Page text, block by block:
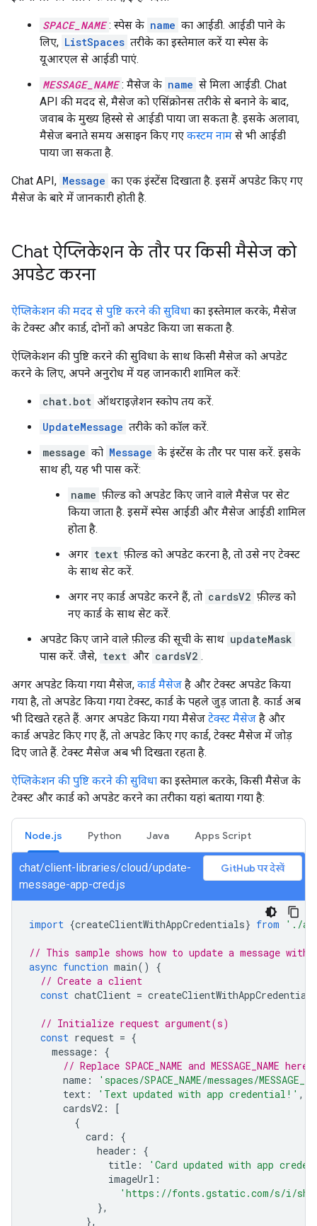
SPACE_NAME : स्पेस के name का आईडी. आईडी पाने के
लिए, ListSpaces तरीके का इस्तेमाल करें या स्पेस के
यूआरएल से आईडी पाएं.
MESSAGE_NAME : मैसेज के name से मिला आईडी. Chat
API की मदद से, मैसेज को एसिंक्रोनस तरीके से बनाने के बाद,
जवाब के मुख्य हिस्से से आईडी पाया जा सकता है. इसके अलावा,
मैसेज बनाते समय असाइन किए गए कस्टम नाम से भी आईडी
पाया जा सकता है.
Chat API, Message का एक इंस्टेंस दिखाता है. इसमें अपडेट किए गए
मैसेज के बारे में जानकारी होती है.
Chat ऐप्लिकेशन के तौर पर किसी मैसेज को
अपडेट करना
ऐप्लिकेशन की मदद से पुष्टि करने की सुविधा का इस्तेमाल करके, मैसेज
के टेक्स्ट और कार्ड, दोनों को अपडेट किया जा सकता है.
ऐप्लिकेशन की पुष्टि करने की सुविधा के साथ किसी मैसेज को अपडेट
करने के लिए, अपने अनुरोध में यह जानकारी शामिल करें:
chat.bot ऑथराइज़ेशन स्कोप तय करें.
UpdateMessage तरीके को कॉल करें.
message को Message के इंस्टेंस के तौर पर पास करें. इसके
साथ ही, यह भी पास करें:
name फ़ील्ड को अपडेट किए जाने वाले मैसेज पर सेट
किया जाता है. इसमें स्पेस आईडी और मैसेज आईडी शामिल
होता है.
अगर text फ़ील्ड को अपडेट करना है, तो उसे नए टेक्स्ट
के साथ सेट करें.
अगर नए कार्ड अपडेट करने हैं, तो cardsV2 फ़ील्ड को
नए कार्ड के साथ सेट करें.
अपडेट किए जाने वाले फ़ील्ड की सूची के साथ updateMask
पास करें. जैसे, text और cardsV2 .
अगर अपडेट किया गया मैसेज, कार्ड मैसेज है और टेक्स्ट अपडेट किया
गया है, तो अपडेट किया गया टेक्स्ट, कार्ड के पहले जुड़ जाता है. कार्ड अब
भी दिखते रहते हैं. अगर अपडेट किया गया मैसेज टेक्स्ट मैसेज है और
कार्ड अपडेट किए गए हैं, तो अपडेट किए गए कार्ड, टेक्स्ट मैसेज में जोड़
दिए जाते हैं. टेक्स्ट मैसेज अब भी दिखता रहता है.
ऐप्लिकेशन की पुष्टि करने की सुविधा का इस्तेमाल करके, किसी मैसेज के
टेक्स्ट और कार्ड को अपडेट करने का तरीका यहां बताया गया है:
Node.js Python Java Apps Script
chat/client-libraries/cloud/update-
message-app-cred.js
GitHub पर देखें
import {createClientWithAppCredentials} from './
// This sample shows how to update a message
async function main()
{
// Create a client
const chatClient = createClientWithAppCredentials
// Initialize request argument(s)
const request = {
message :
{
// Replace SPACE_NAME and MESSAGE_NAME here
name :
'spaces/SPACE_NAME/messages/
text : 'Text updated with app credential!' ,
cardsV2 :
[
{
card :
{
header :
{
title :
'Card updated with app
imageUrl :
'https://fonts.gstatic.com/s/i/
},
},